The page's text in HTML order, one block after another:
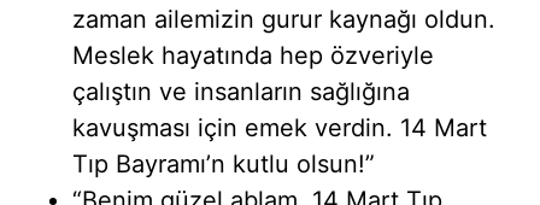
zaman ailemizin gurur kaynağı oldun.
Meslek hayatında hep özveriyle
çalıştın ve insanların sağlığına
kavuşması için emek verdin. 14 Mart
Tıp Bayramı’n kutlu olsun!”